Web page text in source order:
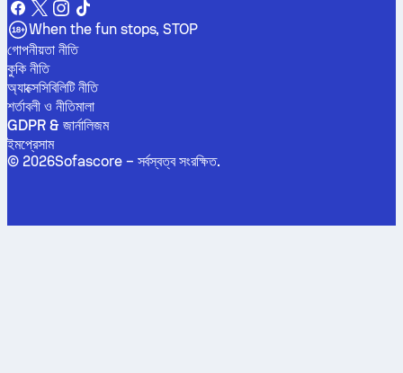
When the fun stops, STOP
গোপনীয়তা নীতি
কুকি নীতি
অ্যাক্সেসিবিলিটি নীতি
শর্তাবলী ও নীতিমালা
GDPR & জার্নালিজম
ইমপ্রেসাম
© 2026Sofascore – সর্বস্বত্ব সংরক্ষিত.